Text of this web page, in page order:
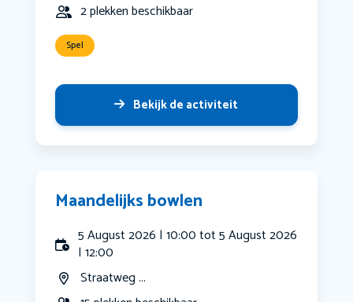
2 plekken beschikbaar
Spel
Bekijk de activiteit
Maandelijks bowlen
5 August 2026 | 10:00 tot 5 August 2026
| 12:00
Straatweg ...